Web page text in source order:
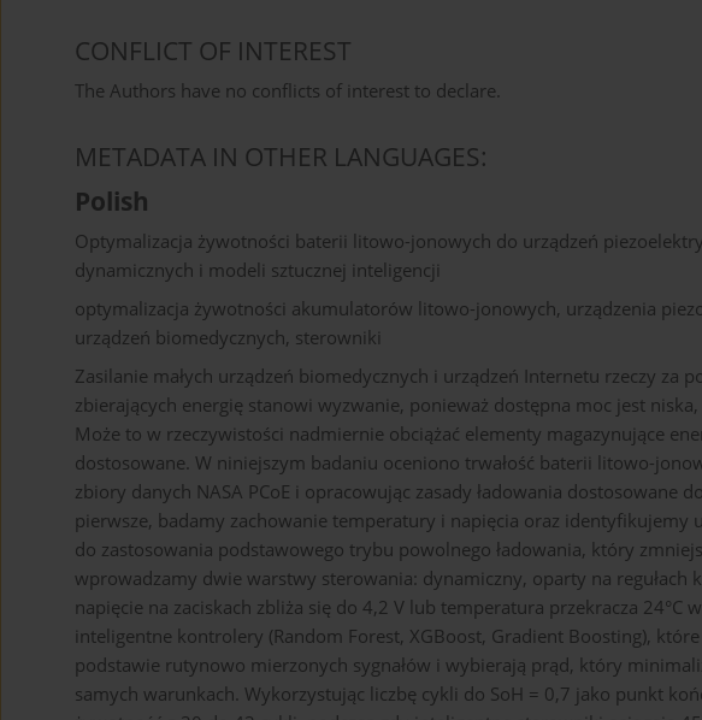
CONFLICT OF INTEREST
The Authors have no conflicts of interest to declare.
METADATA IN OTHER LANGUAGES:
Polish
Optymalizacja żywotności baterii litowo-jonowych do urządzeń
dynamicznych i modeli sztucznej inteligencji
optymalizacja żywotności akumulatorów litowo-jonowych, urządzenia
urządzeń biomedycznych, sterowniki
Zasilanie małych urządzeń biomedycznych i urządzeń Internetu rzeczy za
zbierających energię stanowi wyzwanie, ponieważ dostępna moc jest
Może to w rzeczywistości nadmiernie obciążać elementy magazynujące
dostosowane. W niniejszym badaniu oceniono trwałość baterii litowo-
zbiory danych NASA PCoE i opracowując zasady ładowania dostosowane
pierwsze, badamy zachowanie temperatury i napięcia oraz
do zastosowania podstawowego trybu powolnego ładowania, który
wprowadzamy dwie warstwy sterowania: dynamiczny, oparty na regułach
napięcie na zaciskach zbliża się do 4,2 V lub temperatura przekracza 24°C
inteligentne kontrolery (Random Forest, XGBoost, Gradient Boosting),
podstawie rutynowo mierzonych sygnałów i wybierają prąd, który
samych warunkach. Wykorzystując liczbę cykli do SoH = 0,7 jako punkt